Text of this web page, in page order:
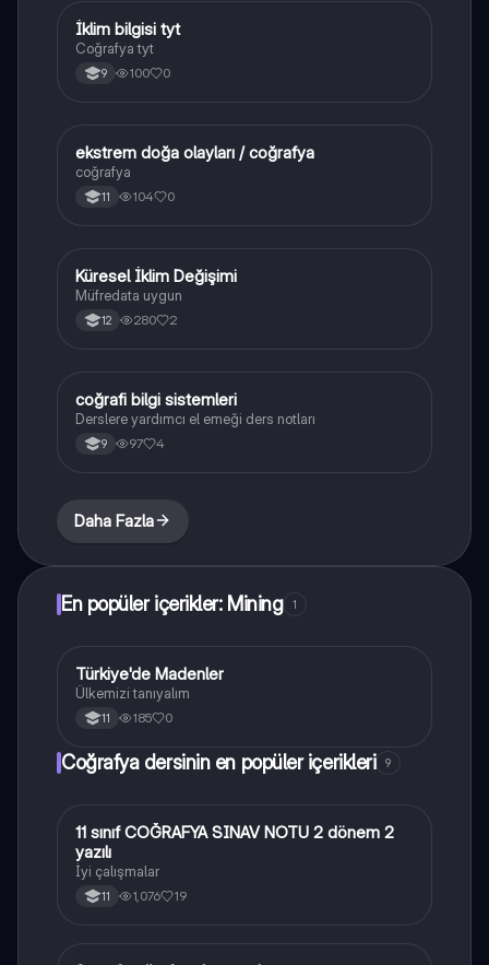
Coğrafya
İklim bilgisi tyt
Coğrafya tyt
9 100 0
Coğrafya
ekstrem doğa olayları / coğrafya
coğrafya
11 104 0
Coğrafya
Küresel İklim Değişimi
Müfredata uygun
12 280 2
Coğrafya
coğrafi bilgi sistemleri
Derslere yardımcı el emeği ders notları
9 97 4
Daha Fazla
En popüler içerikler: Mining 1
Coğrafya
Türkiye'de Madenler
Ülkemizi tanıyalım
11 185 0
Coğrafya dersinin en popüler içerikleri 9
Coğrafya
11 sınıf COĞRAFYA SINAV NOTU 2 dönem 2
yazılı
İyi çalışmalar
11 1,076 19